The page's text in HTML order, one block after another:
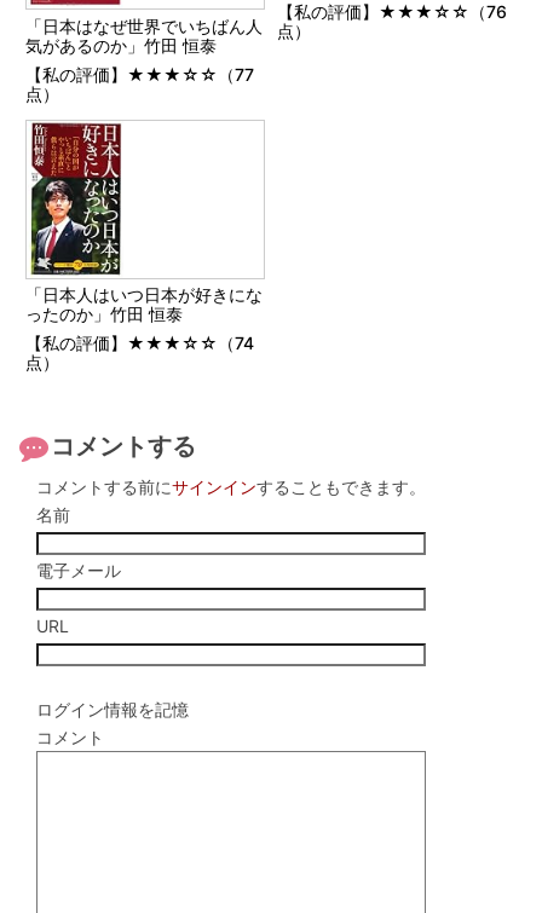
「日本はなぜ世界でいちばん人
気があるのか」竹田 恒泰
【私の評価】★★★☆☆（77
点）
【私の評価】★★★☆☆（76
点）
「日本人はいつ日本が好きにな
ったのか」竹田 恒泰
【私の評価】★★★☆☆（74
点）
コメントする
コメントする前にサインインすることもできます。
名前
電子メール
URL
ログイン情報を記憶
コメント